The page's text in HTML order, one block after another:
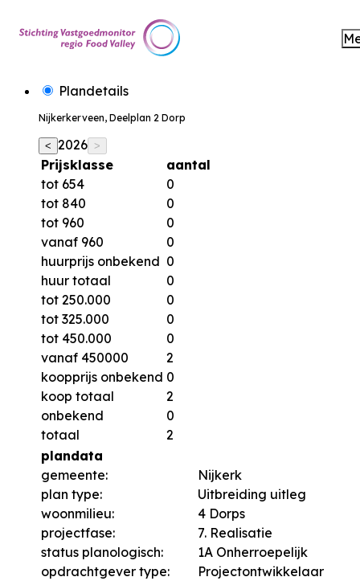
Plandetails
Nijkerkerveen, Deelplan 2 Dorp
< 2026 >
Prijsklasse
aantal
tot 654
0
tot 840
0
tot 960
0
vanaf 960
0
huurprijs onbekend 0
huur totaal
0
tot 250.000
0
tot 325.000
0
tot 450.000
0
vanaf 450000
2
koopprijs onbekend 0
koop totaal
2
onbekend
0
totaal
2
plandata
gemeente:
Nijkerk
plan type:
Uitbreiding uitleg
woonmilieu:
4 Dorps
projectfase:
7. Realisatie
status planologisch:
1A Onherroepelijk
opdrachtgever type:
Projectontwikkelaar